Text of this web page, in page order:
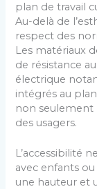
plan de travail
Au-delà de
respect des
Les matériaux
de résistance
électrique
intégrés au
non seulement
des usagers.
L’accessibilité
avec enfants
une hauteur et